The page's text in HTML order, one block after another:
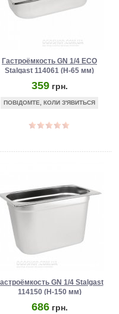
Гастроёмкость GN 1/4 ECO
Stalgast 114061 (Н-65 мм)
359 грн.
ПОВІДОМТЕ, КОЛИ З'ЯВИТЬСЯ
GN 1/4 Stalgast
114150 (Н-150 мм)
686 грн.